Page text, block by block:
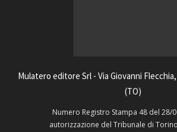
Mulatero editore Srl - Via Giovanni
(TO)
Numero Registro Stampa 48 del 28/
autorizzazione del Tribunale di